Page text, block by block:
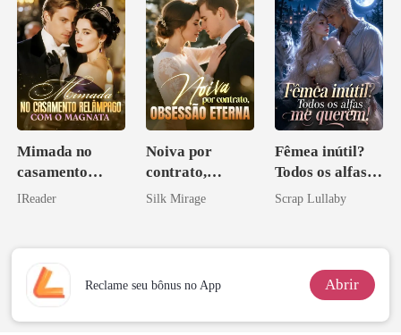
Mimada no
casamento
relâmpago com
IReader
Noiva por
contrato,
obsessão eterna
Silk Mirage
Fêmea inútil?
Todos os alfas
me querem!
Scrap Lullaby
Reclame seu bônus no App Abrir